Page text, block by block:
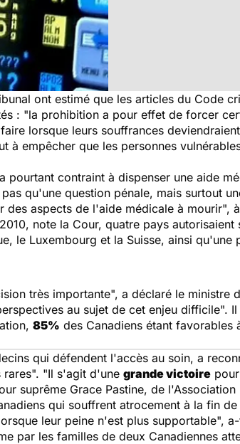
ont estimé que les articles du Code
: "la prohibition a pour effet de forcer
lorsque leurs souffrances
à empêcher que les personnes
contraint à dispenser une aide
qu'une question pénale, mais surtout
des aspects de l'aide médicale à mourir",
note la Cour, quatre pays autorisaient
le Luxembourg et la Suisse, ainsi qu'une
très importante", a déclaré le ministre
au sujet de cet enjeu difficile".
85% des Canadiens étant favorables
qui défendent l'accès au soin, a
rares". "Il s'agit d'une grande victoire
suprême Grace Pastine, de
qui souffrent atrocement à la fin
leur peine n'est plus supportable",
par les familles de deux Canadiennes